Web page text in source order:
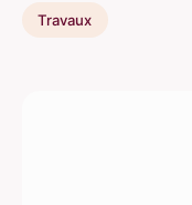
Travaux